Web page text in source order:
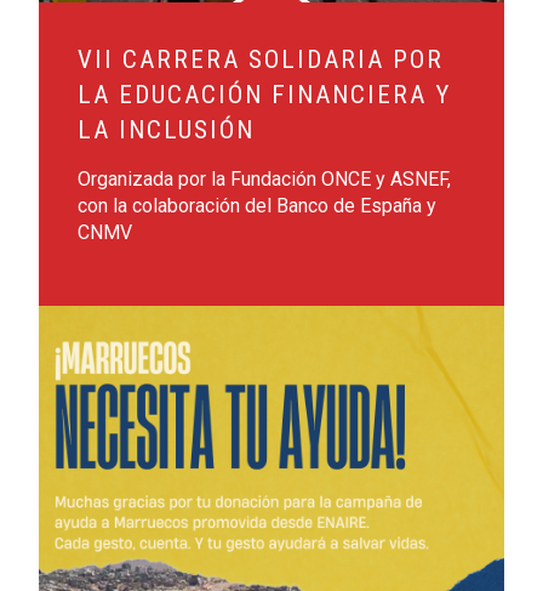
VII CARRERA SOLIDARIA POR
LA EDUCACIÓN FINANCIERA Y
LA INCLUSIÓN
Organizada por la Fundación ONCE y ASNEF,
con la colaboración del Banco de España y
CNMV
Leer más sobre ENAIRE: Envío Urgente de Ayuda a